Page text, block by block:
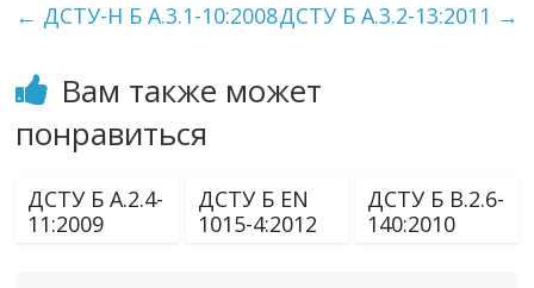
← ДСТУ-Н Б А.3.1-10:2008ДСТУ Б А.3.2-13:2011 →
Вам также может
понравиться
ДСТУ Б А.2.4-
11:2009
ДСТУ Б ЕN
1015-4:2012
ДСТУ Б В.2.6-
140:2010